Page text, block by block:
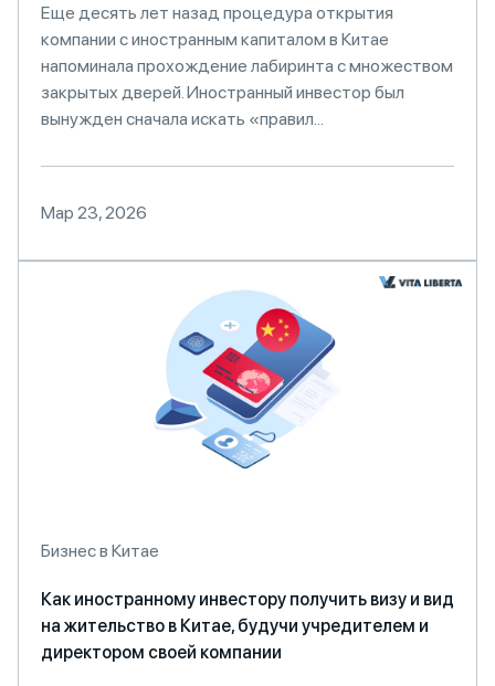
Еще десять лет назад процедура открытия
компании с иностранным капиталом в Китае
напоминала прохождение лабиринта с множеством
закрытых дверей. Иностранный инвестор был
вынужден сначала искать «правил...
Мар 23, 2026
Бизнес в Китае
Как иностранному инвестору получить визу и вид
на жительство в Китае, будучи учредителем и
директором своей компании